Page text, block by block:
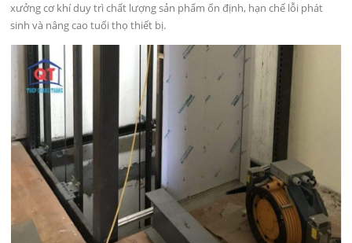
xưởng cơ khí duy trì chất lượng sản phẩm ổn định, hạn chế lỗi phát
sinh và nâng cao tuổi thọ thiết bị.